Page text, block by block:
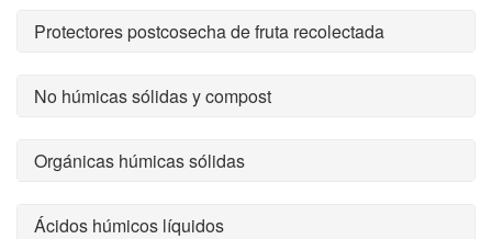
Protectores postcosecha de fruta recolectada
No húmicas sólidas y compost
Orgánicas húmicas sólidas
Ácidos húmicos líquidos